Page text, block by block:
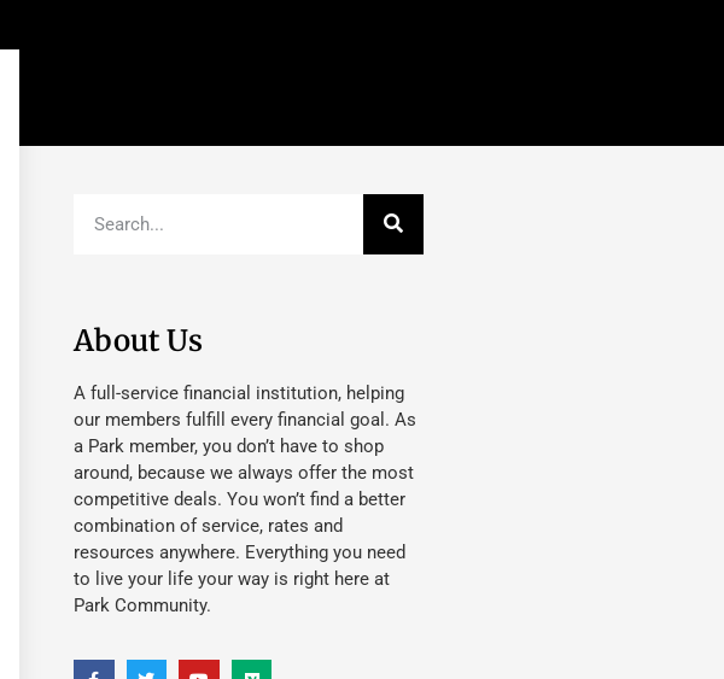
About Us
A full-service financial institution, helping
our members fulfill every financial goal. As
a Park member, you don’t have to shop
around, because we always offer the most
competitive deals. You won’t find a better
combination of service, rates and
resources anywhere. Everything you need
to live your life your way is right here at
Park Community.